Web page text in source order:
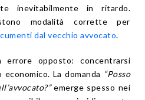
inevitabilmente in ritardo.
modalità corrette per
dal vecchio avvocato.
opposto: concentrarsi
La domanda “Posso
emerge spesso nei